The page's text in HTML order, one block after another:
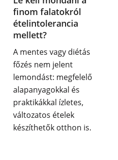
finom falatokról
ételintolerancia
mellett?
A mentes vagy diétás
főzés nem jelent
lemondást: megfelelő
alapanyagokkal és
praktikákkal ízletes,
változatos ételek
készíthetők otthon is.